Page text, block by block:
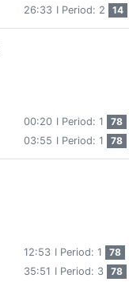
26:33 I Period: 2 14
00:20 I Period: 1 78
03:55 I Period: 1 78
12:53 I Period: 1 78
35:51 I Period: 3 78